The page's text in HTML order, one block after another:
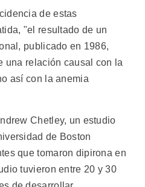
de estas
"el resultado de un
publicado en 1986,
una relación causal con la
así con la anemia
Chetley, un estudio
de Boston
que tomaron dipirona en
tuvieron entre 20 y 30